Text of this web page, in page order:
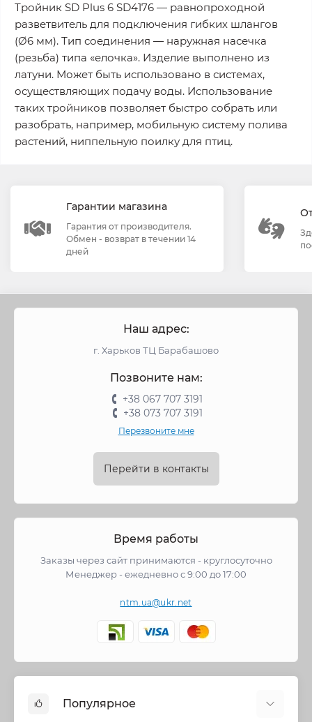
Тройник SD Plus 6 SD4176 — равнопроходной
разветвитель для подключения гибких шлангов
(Ø6 мм). Тип соединения — наружная насечка
(резьба) типа «елочка». Изделие выполнено из
латуни. Может быть использовано в системах,
осуществляющих подачу воды. Использование
таких тройников позволяет быстро собрать или
разобрать, например, мобильную систему полива
растений, ниппельную поилку для птиц.
Гарантии магазина
Гарантия от производителя.
Обмен - возврат в течении 14
дней
Наш адрес:
г. Харьков ТЦ Барабашово
Позвоните нам:
+38 067 707 3191
+38 073 707 3191
Перезвоните мне
Перейти в контакты
Время работы
Заказы через сайт принимаются - круглосуточно
Менеджер - ежедневно с 9:00 до 17:00
ntm.ua@ukr.net
Популярное